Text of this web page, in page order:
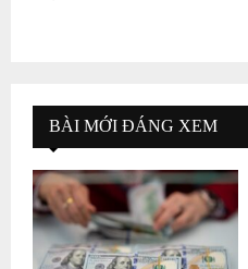
BÀI MỚI ĐÁNG XEM